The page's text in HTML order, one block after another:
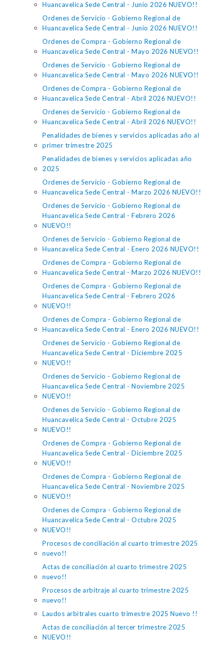
Huancavelica Sede Central - Junio 2026 NUEVO!!
Ordenes de Servicio - Gobierno Regional de
Huancavelica Sede Central - Junio 2026 NUEVO!!
Ordenes de Compra - Gobierno Regional de
Huancavelica Sede Central - Mayo 2026 NUEVO!!
Ordenes de Servicio - Gobierno Regional de
Huancavelica Sede Central - Mayo 2026 NUEVO!!
Ordenes de Compra - Gobierno Regional de
Huancavelica Sede Central - Abril 2026 NUEVO!!
Ordenes de Servicio - Gobierno Regional de
Huancavelica Sede Central - Abril 2026 NUEVO!!
Penalidades de bienes y servicios aplicadas año al
primer trimestre 2025
Penalidades de bienes y servicios aplicadas año
2025
Ordenes de Servicio - Gobierno Regional de
Huancavelica Sede Central - Marzo 2026 NUEVO!!
Ordenes de Servicio - Gobierno Regional de
Huancavelica Sede Central - Febrero 2026
NUEVO!!
Ordenes de Servicio - Gobierno Regional de
Huancavelica Sede Central - Enero 2026 NUEVO!!
Ordenes de Compra - Gobierno Regional de
Huancavelica Sede Central - Marzo 2026 NUEVO!!
Ordenes de Compra - Gobierno Regional de
Huancavelica Sede Central - Febrero 2026
NUEVO!!
Ordenes de Compra - Gobierno Regional de
Huancavelica Sede Central - Enero 2026 NUEVO!!
Ordenes de Servicio - Gobierno Regional de
Huancavelica Sede Central - Diciembre 2025
NUEVO!!
Ordenes de Servicio - Gobierno Regional de
Huancavelica Sede Central - Noviembre 2025
NUEVO!!
Ordenes de Servicio - Gobierno Regional de
Huancavelica Sede Central - Octubre 2025
NUEVO!!
Ordenes de Compra - Gobierno Regional de
Huancavelica Sede Central - Diciembre 2025
NUEVO!!
Ordenes de Compra - Gobierno Regional de
Huancavelica Sede Central - Noviembre 2025
NUEVO!!
Ordenes de Compra - Gobierno Regional de
Huancavelica Sede Central - Octubre 2025
NUEVO!!
Procesos de conciliación al cuarto trimestre 2025
nuevo!!
Actas de conciliación al cuarto trimestre 2025
nuevo!!
Procesos de arbitraje al cuarto trimestre 2025
nuevo!!
Laudos arbitrales cuarto trimestre 2025 Nuevo !!
Actas de conciliación al tercer trimestre 2025
NUEVO!!